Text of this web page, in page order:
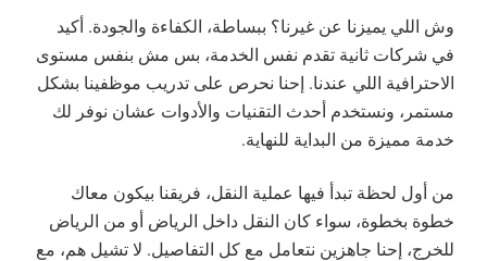
وش اللي يميزنا عن غيرنا؟ ببساطة، الكفاءة والجودة. أكيد
في شركات ثانية تقدم نفس الخدمة، بس مش بنفس مستوى
الاحترافية اللي عندنا. إحنا نحرص على تدريب موظفينا بشكل
مستمر، ونستخدم أحدث التقنيات والأدوات عشان نوفر لك
خدمة مميزة من البداية للنهاية.
من أول لحظة تبدأ فيها عملية النقل، فريقنا بيكون معاك
خطوة بخطوة، سواء كان النقل داخل الرياض أو من الرياض
للخرج، إحنا جاهزين نتعامل مع كل التفاصيل. لا تشيل هم، مع